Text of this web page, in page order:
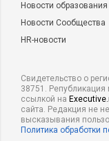
Новости образования
Новости Сообщества
HR-новости
Свидетельство о
38751. Републикация
ссылкой на
сайта. Редакция не
высказывания
Политика обработки